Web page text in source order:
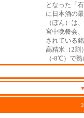
となった「
に日本酒の
（ぼん）は
宮中晩餐会
されている
高精米（2割
（-8℃）で